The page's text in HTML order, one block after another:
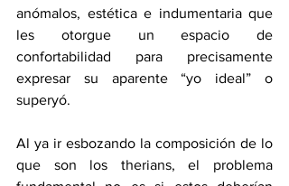
anómalos, estética e indumentaria que
les otorgue un espacio de
confortabilidad para precisamente
expresar su aparente “yo ideal” o
superyó.
Al ya ir esbozando la composición de lo
que son los therians, el problema